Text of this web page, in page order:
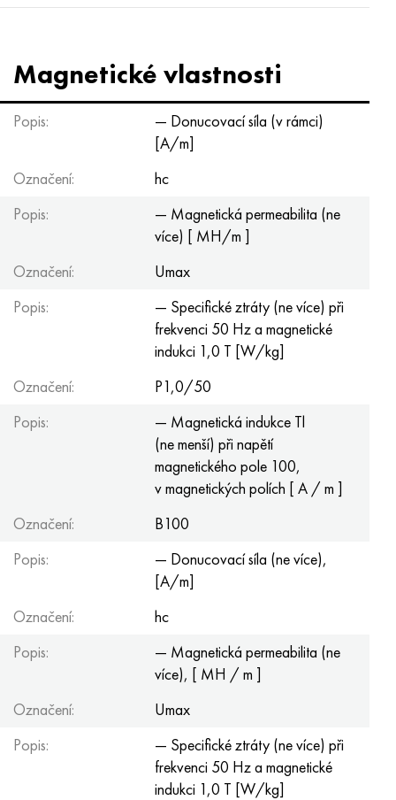
Magnetické vlastnosti
Popis:
— Donucovací síla (v rámci)
[A/m]
Označení:
hc
Popis:
— Magnetická permeabilita (ne
více) [ MH/m ]
Označení:
Umax
Popis:
— Specifické ztráty (ne více) při
frekvenci 50 Hz a magnetické
indukci 1,0 T [W/kg]
Označení:
P1,0/50
Popis:
— Magnetická indukce Tl
(ne menší) při napětí
magnetického pole 100,
v magnetických polích [ A / m ]
Označení:
B100
Popis:
— Donucovací síla (ne více),
[A/m]
Označení:
hc
Popis:
— Magnetická permeabilita (ne
více), [ MH / m ]
Označení:
Umax
Popis:
— Specifické ztráty (ne více) při
frekvenci 50 Hz a magnetické
indukci 1,0 T [W/kg]